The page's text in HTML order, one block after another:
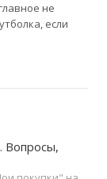
не
если
Вопросы,